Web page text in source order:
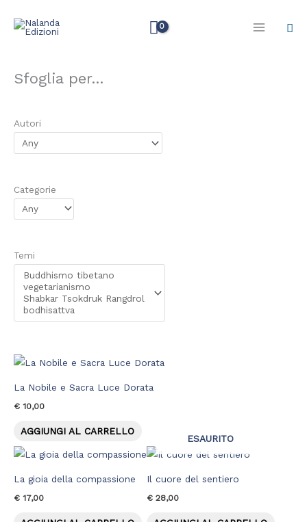
Sfoglia per...
Autori
Categorie
Temi
La Nobile e Sacra Luce Dorata
€ 10,00
AGGIUNGI AL CARRELLO
La gioia della compassione
€ 17,00
ESAURITO
Il cuore del sentiero
€ 28,00